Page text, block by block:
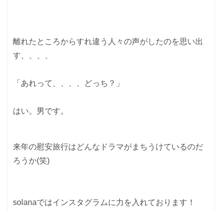
離れたところからすれ違う人々の声がしたのを思い出
す、、、、
「あれって、、、、どっち？」
はい。男です。
来年の慰安旅行はどんなドラマがまちうけているのだ
ろうか(笑)
solanaではインスタグラムに力を入れております！